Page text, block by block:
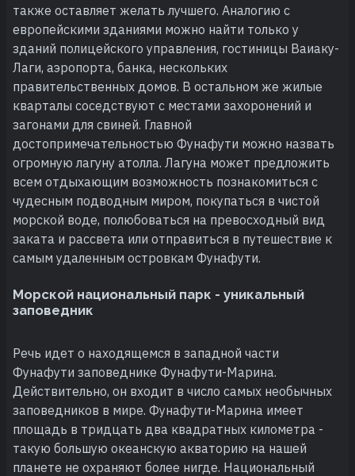
также оставляет желать лучшего. Аналогию с
европейскими зданиями можно найти только у
зданий полицейского управления, гостиницы Ваиаку-
Лаги, аэропорта, банка, нескольких
правительственных домов. В остальном же жилые
кварталы соседствуют с местами захоронений и
загонами для свиней. Главной
достопримечательностью Фунафути можно назвать
огромную лагуну атолла. Лагуна может предложить
всем отдыхающим возможность познакомиться с
чудесным подводным миром, покупаться в чистой
морской воде, полюбоваться на превосходный вид
заката и рассвета или отправиться в путешествие к
самым удаленным островкам Фунафути.
Морской национальный парк - уникальный
заповедник
Речь идет о находящемся в западной части
Фунафути заповеднике Фунафути-Марина.
Действительно, он входит в число самых необычных
заповедников в мире. Фунафути-Марина имеет
площадь в тридцать два квадратных километра -
такую большую океанскую акваторию на нашей
планете не охраняют более нигде. Национальный